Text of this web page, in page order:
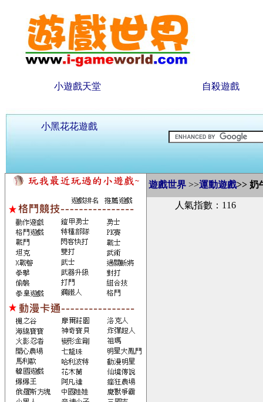
小遊戲天堂 自殺遊戲
小黑花花遊戲
遊戲世界 >>運動遊戲>> 奶
人氣指數：116